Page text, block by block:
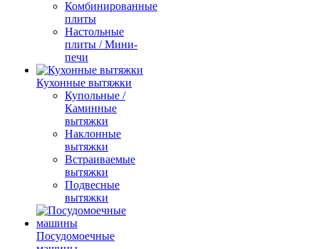
Комбинированные
плиты
Настольные
плиты / Мини-
печи
Кухонные вытяжки
Купольные /
Каминные
вытяжки
Наклонные
вытяжки
Встраиваемые
вытяжки
Подвесные
вытяжки
Посудомоечные